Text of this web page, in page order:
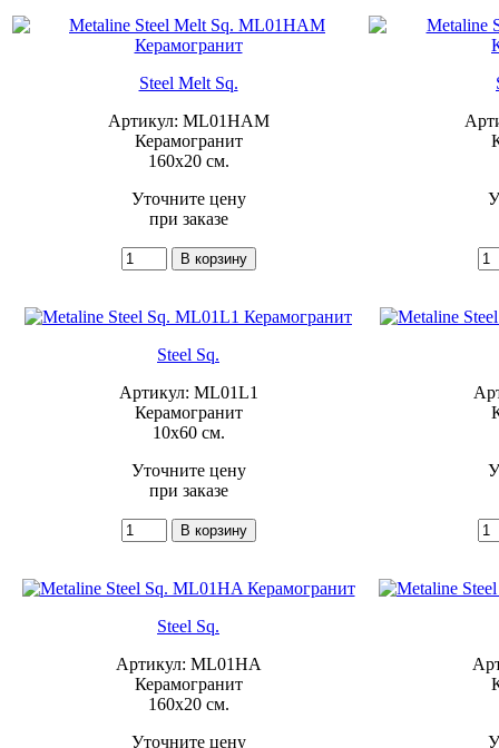
Steel Melt Sq.
Артикул: ML01HAM
Керамогранит
160x20 см.
Уточните цену
при заказе
Steel Sq.
Артикул: ML01L1
Керамогранит
10x60 см.
Уточните цену
при заказе
Steel Sq.
Артикул: ML01HA
Керамогранит
160x20 см.
Уточните цену